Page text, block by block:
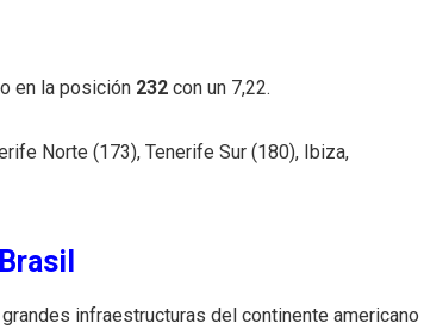
en la posición 232 con un 7,22.
Norte (173), Tenerife Sur (180), Ibiza,
infraestructuras del continente americano